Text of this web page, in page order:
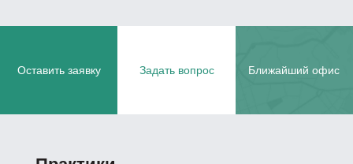
Оставить заявку Задать вопрос Ближайший офис